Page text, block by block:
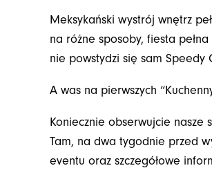
Meksykański wystrój wnętrz
na różne sposoby, fiesta
nie powstydzi się sam Speedy
A was na pierwszych
Koniecznie obserwujcie nasze
Tam, na dwa tygodnie przed
eventu oraz szczegółowe